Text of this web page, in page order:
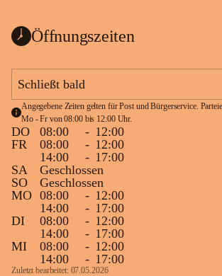
Öffnungszeiten
Schließt bald
Angegebene Zeiten gelten für Post und Bürgerservice.
Mo - Fr von 08:00 bis 12:00 Uhr.
DO 08:00 - 12:00
FR
08:00 - 12:00
14:00
- 17:00
SA
Geschlossen
SO
Geschlossen
MO 08:00 - 12:00
14:00
- 17:00
DI
08:00 - 12:00
14:00
- 17:00
MI
08:00 - 12:00
14:00
- 17:00
Zuletzt bearbeitet: 07.05.2026